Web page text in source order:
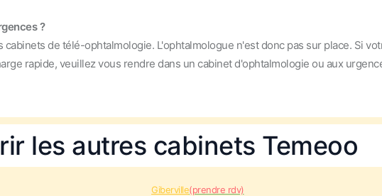
?
cabinets de télé-ophtalmologie. L'ophtalmologue n'est donc pas sur place. Si
rapide, veuillez vous rendre dans un cabinet d'ophtalmologie ou aux
les autres cabinets Temeoo
Giberville(prendre rdv)